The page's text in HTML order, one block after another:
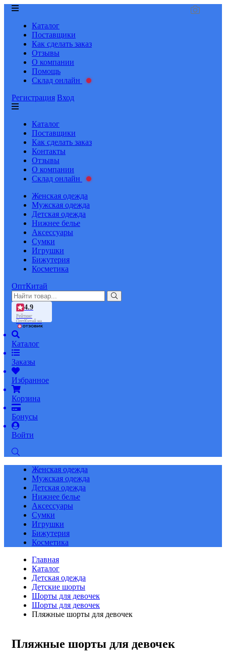
Каталог
Поставщики
Как сделать заказ
Отзывы
О компании
Помощь
Склад онлайн
Регистрация Вход
Каталог
Поставщики
Как сделать заказ
Контакты
Отзывы
О компании
Склад онлайн
Женская одежда
Мужская одежда
Детская одежда
Нижнее белье
Аксессуары
Сумки
Игрушки
Бижутерия
Косметика
ОптКитай
4.9
Рейтинг
ОптКитай на
Каталог
Заказы
Избранное
Корзина
Бонусы
Войти
Женская одежда
Мужская одежда
Детская одежда
Нижнее белье
Аксессуары
Сумки
Игрушки
Бижутерия
Косметика
Главная
Каталог
Детская одежда
Детские шорты
Шорты для девочек
Шорты для девочек
Пляжные шорты для девочек
Пляжные шорты для девочек